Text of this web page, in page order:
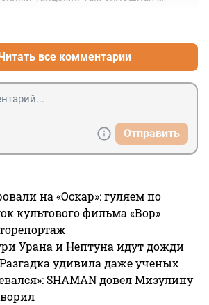
знаю, сами организуются или все-
все комментарии
Отправить
на «Оскар»: гуляем по
культового фильма «Вор»
Урана и Нептуна идут дожди
удивила даже ученых
SHAMAN довел Мизулину